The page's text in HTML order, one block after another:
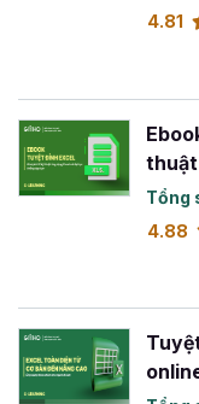
4.81
thuật
dạy
Tổng
4.88